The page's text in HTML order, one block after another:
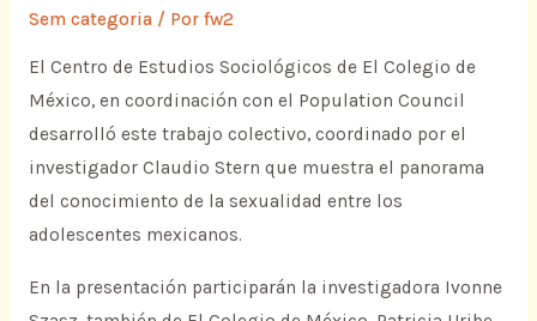
Sem categoria/ Por fw2
El Centro de Estudios Sociológicos de El Colegio de
México, en coordinación con el Population Council
desarrolló este trabajo colectivo, coordinado por el
investigador Claudio Stern que muestra el panorama
del conocimiento de la sexualidad entre los
adolescentes mexicanos.
En la presentación participarán la investigadora Ivonne